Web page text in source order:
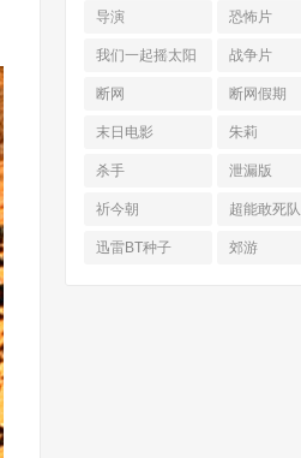
盘
导演 恐怖片
我们一起摇太阳 战争片
断网 断网假期
末日电影 朱莉
杀手 泄漏版
祈今朝 超能敢死队
迅雷BT种子 郊游